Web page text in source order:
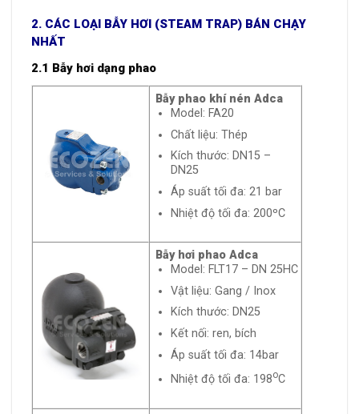
2. CÁC LOẠI BẪY HƠI (STEAM TRAP) BÁN CHẠY
NHẤT
2.1 Bẫy hơi dạng phao
Bẫy phao khí nén Adca
Model: FA20
Chất liệu: Thép
Kích thước: DN15 –
DN25
Áp suất tối đa: 21 bar
Nhiệt độ tối đa: 200ºC
Bẫy hơi phao Adca
Model: FLT17 – DN 25HC
Vật liệu: Gang / Inox
Kích thước: DN25
Kết nối: ren, bích
Áp suất tối đa: 14bar
Nhiệt độ tối đa: 198oC